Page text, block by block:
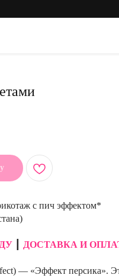
с пич эффектом*
ДОСТАВКА И
— «Эффект персика».